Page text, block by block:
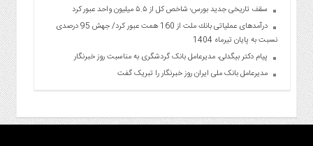
سقف تاریخی جدید بورس؛ شاخص کل از ۵.۵ میلیون واحد عبور کرد
درآمدهای عملیاتی بانك ملت از 160 همت عبور كرد/ جهش 95 درصدی
نسبت به پایان تیرماه 1404
پیام دکتر بیگدلی، مدیرعامل بانک گردشگری به مناسبت روز خبرنگار
مدیرعامل بانک ملی ایران روز خبرنگار را تبریک گفت